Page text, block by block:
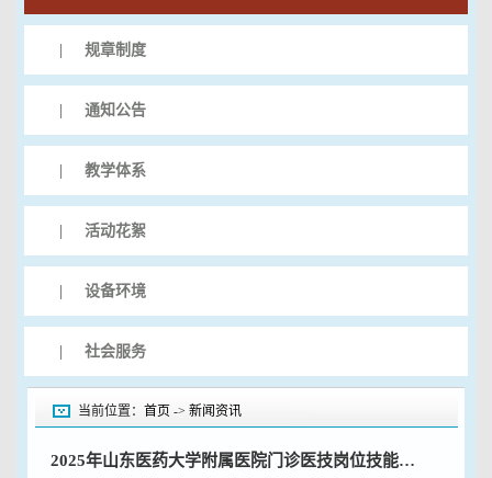
规章制度
通知公告
教学体系
活动花絮
设备环境
社会服务
当前位置： 首页 -> 新闻资讯
2025年山东医药大学附属医院门诊医技岗位技能大赛圆满落幕